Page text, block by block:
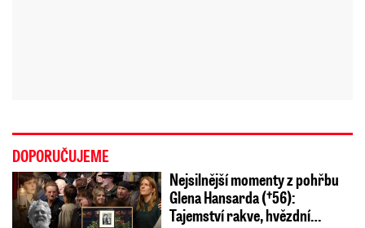
DOPORUČUJEME
Nejsilnější momenty z pohřbu
Glena Hansarda (†56):
Tajemství rakve, hvězdní…